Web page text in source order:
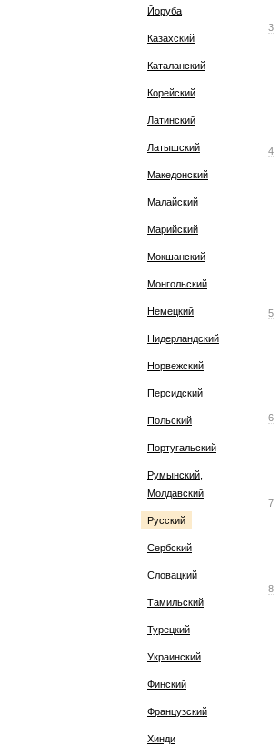
Йоруба
Казахский
Каталанский
Корейский
Латинский
Латышский
Македонский
Малайский
Марийский
Мокшанский
Монгольский
Немецкий
Нидерландский
Норвежский
Персидский
Польский
Португальский
Румынский,
Молдавский
Русский
Сербский
Словацкий
Тамильский
Турецкий
Украинский
Финский
Французский
Хинди
3
4
5
6
7
8